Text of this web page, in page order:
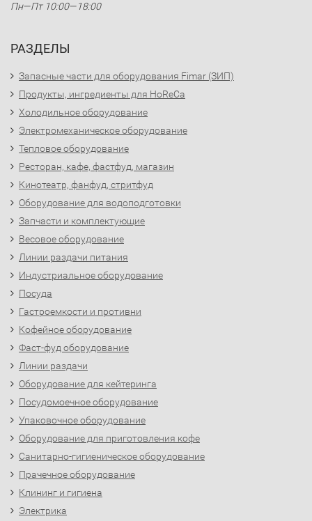
Пн—Пт 10:00—18:00
РАЗДЕЛЫ
Запасные части для оборудования Fimar (ЗИП)
Продукты, ингредиенты для HoReCa
Холодильное оборудование
Электромеханическое оборудование
Тепловое оборудование
Ресторан, кафе, фастфуд, магазин
Кинотеатр, фанфуд, стритфуд
Оборудование для водоподготовки
Запчасти и комплектующие
Весовое оборудование
Линии раздачи питания
Индустриальное оборудование
Посуда
Гастроемкости и противни
Кофейное оборудование
Фаст-фуд оборудование
Линии раздачи
Оборудование для кейтеринга
Посудомоечное оборудование
Упаковочное оборудование
Оборудование для приготовления кофе
Санитарно-гигиеническое оборудование
Прачечное оборудование
Клининг и гигиена
Электрика